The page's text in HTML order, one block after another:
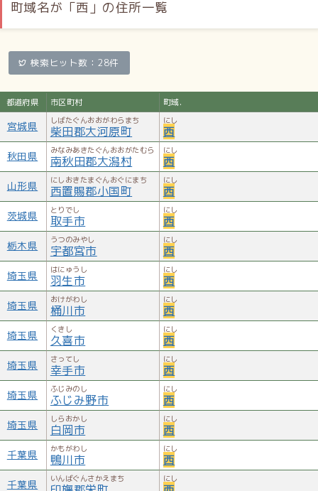
町域名が「西」の住所一覧
検索ヒット数：28件
都道府県 市区町村 町域.
宮城県 しばたぐんおおがわらまち
柴田郡大河原町
にし
西
秋田県 みなみあきたぐんおおがたむら
南秋田郡大潟村
にし
西
山形県 にしおきたまぐんおぐにまち
西置賜郡小国町
にし
西
茨城県 とりでし
取手市
にし
西
栃木県 うつのみやし
宇都宮市
にし
西
埼玉県 はにゅうし
羽生市
にし
西
埼玉県 おけがわし
桶川市
にし
西
埼玉県 くきし
久喜市
にし
西
埼玉県 さってし
幸手市
にし
西
埼玉県 ふじみのし
ふじみ野市
にし
西
埼玉県 しらおかし
白岡市
にし
西
千葉県 かもがわし
鴨川市
にし
西
千葉県 いんばぐんさかえまち にし